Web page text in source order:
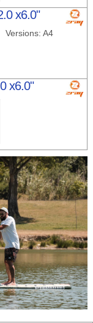
x6.0"
Versions: A4
x6.0"